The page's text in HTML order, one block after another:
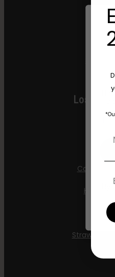
Jelly
Los
California
Strawberry